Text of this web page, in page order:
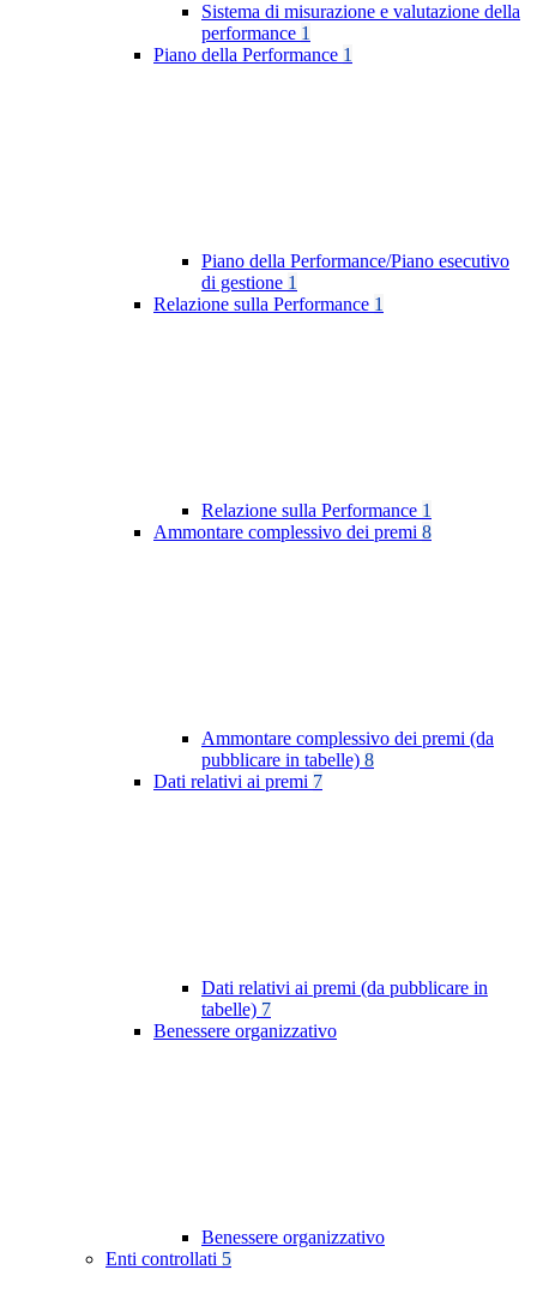
Sistema di misurazione e valutazione della
performance 1
Piano della Performance 1
Piano della Performance/Piano esecutivo
di gestione 1
Relazione sulla Performance 1
Relazione sulla Performance 1
Ammontare complessivo dei premi 8
Ammontare complessivo dei premi (da
pubblicare in tabelle) 8
Dati relativi ai premi 7
Dati relativi ai premi (da pubblicare in
tabelle) 7
Benessere organizzativo
Benessere organizzativo
Enti controllati 5